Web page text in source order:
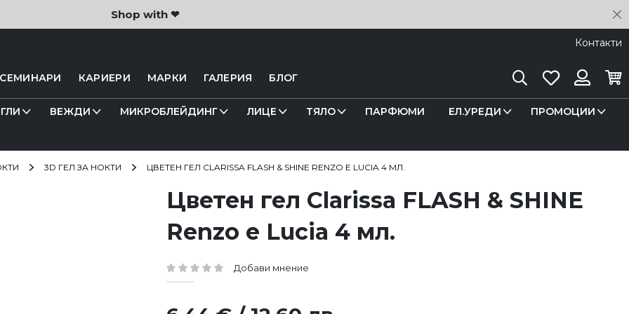
Shop with ❤
Контакти
КАРИЕРИ МАРКИ ГАЛЕРИЯ БЛОГ
ТърсенеЛюбими
ВЕЖДИ МИКРОБЛЕЙДИНГ ЛИЦЕ ТЯЛО ПАРФЮМИ ЕЛ.УРЕДИ ПРОМОЦИИ
3D ГЕЛ ЗА НОКТИ ЦВЕТЕН ГЕЛ CLARISSA FLASH & SHINE RENZO E LUCIA 4 МЛ.
Цветен гел Clarissa FLASH & SHINE
Renzo e Lucia 4 мл.
рейтинг: Добави мнение